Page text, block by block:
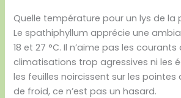
Quelle température pour un lys de la
Le spathiphyllum apprécie une
18 et 27 °C. Il n’aime pas les courants
climatisations trop agressives ni les
les feuilles noircissent sur les pointes
de froid, ce n’est pas un hasard.